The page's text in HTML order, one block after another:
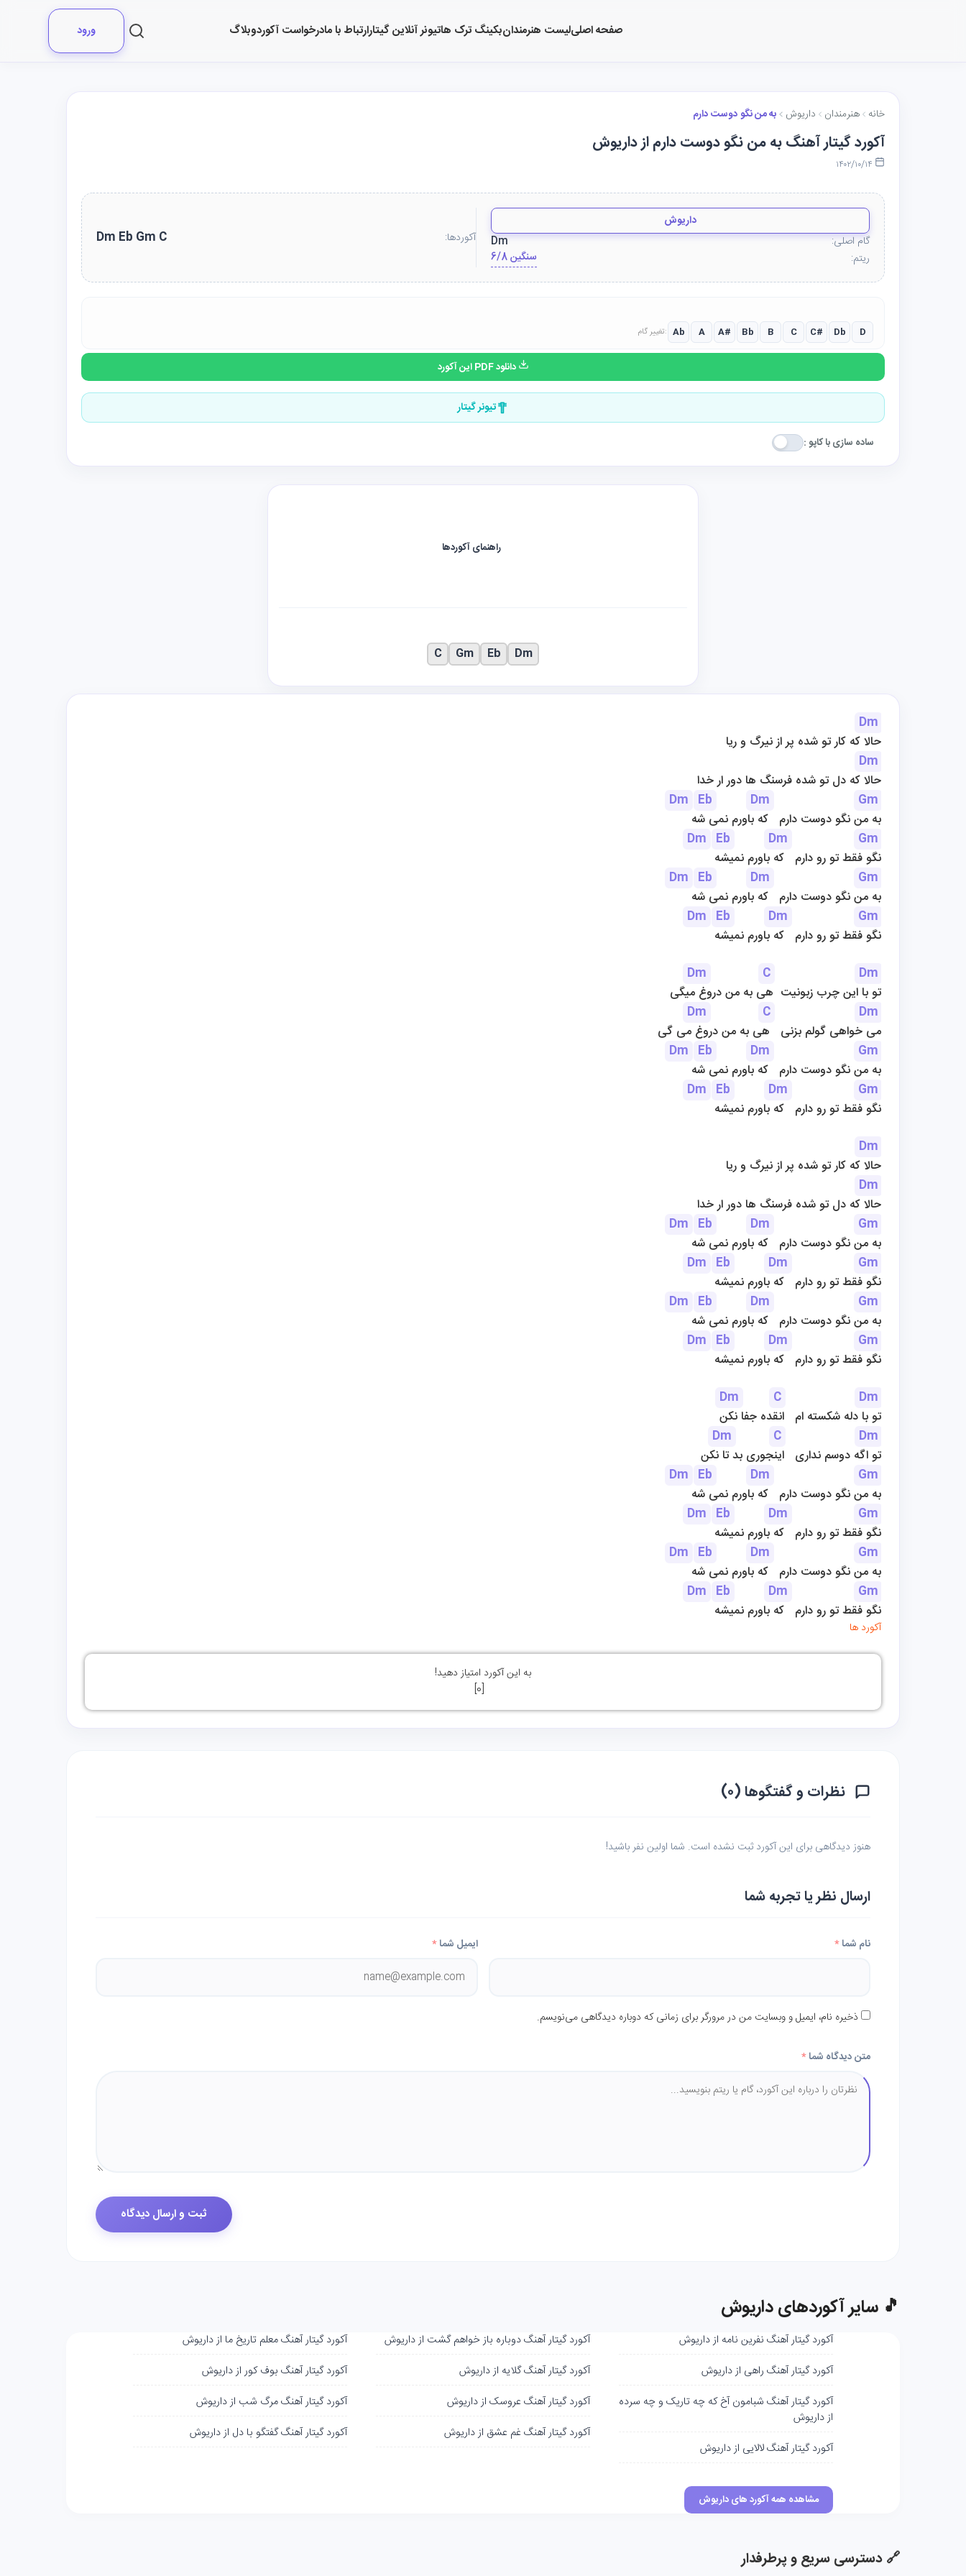
صفحه اصلیلیست هنرمندانبکینگ ترک هاتیونر آنلاین گیتارارتباط با مادرخواست آکوردوبلاگ ورود
خانه هنرمندان داریوش به من نگو دوست دارم
آکورد گیتار آهنگ به من نگو دوست دارم از داریوش
داریوش
گام اصلی:
Dm
ریتم:
6/8 سنگین
آکوردها: Dm Eb Gm C
تغییر گام: Ab A A# Bb B C C# Db D
دانلود PDF این آکورد
تیونر گیتار
ساده سازی با کاپو :
Dm
حالا که کار تو شده پر از نیرگ و ریا
Dm
حالا که دل تو شده فرسنگ ها دور ار خدا
Dm Eb Dm
Gm
به من نگو دوست دارم   که باورم نمی شه
Dm Eb Dm
Gm
نگو فقط تو رو دارم   که باورم نمیشه
Dm Eb Dm
Gm
به من نگو دوست دارم   که باورم نمی شه
Dm Eb Dm
Gm
نگو فقط تو رو دارم   که باورم نمیشه
Dm
C
Dm
تو با این چرب زبونیت  هی به من دروغ میگی
Dm
C
Dm
می خواهی گولم بزنی   هی به من دروغ می گی
Dm Eb Dm
Gm
به من نگو دوست دارم   که باورم نمی شه
Dm Eb Dm
Gm
نگو فقط تو رو دارم   که باورم نمیشه
Dm
حالا که کار تو شده پر از نیرگ و ریا
Dm
حالا که دل تو شده فرسنگ ها دور ار خدا
Dm Eb Dm
Gm
به من نگو دوست دارم   که باورم نمی شه
Dm Eb Dm
Gm
نگو فقط تو رو دارم   که باورم نمیشه
Dm Eb Dm
Gm
به من نگو دوست دارم   که باورم نمی شه
Dm Eb Dm
Gm
نگو فقط تو رو دارم   که باورم نمیشه
Dm
C
Dm
تو با دله شکسته ام   انقده جفا نکن
Dm
C
Dm
تو اگه دوسم نداری   اینجوری بد تا نکن
Dm Eb Dm
Gm
به من نگو دوست دارم   که باورم نمی شه
Dm Eb Dm
Gm
نگو فقط تو رو دارم   که باورم نمیشه
Dm Eb Dm
Gm
به من نگو دوست دارم   که باورم نمی شه
Dm Eb Dm
Gm
نگو فقط تو رو دارم   که باورم نمیشه
آکورد ها
به این آکورد امتیاز دهید!
[
0
]
راهنمای آکوردها
Dm
Eb
Gm
C
نظرات و گفتگوها (۰)
هنوز دیدگاهی برای این آکورد ثبت نشده است. شما اولین نفر باشید!
ارسال نظر یا تجربه شما
نام شما* ایمیل شما*
ذخیره نام، ایمیل و وبسایت من در مرورگر برای زمانی که دوباره دیدگاهی می‌نویسم.
متن دیدگاه شما*
🎵 سایر آکوردهای داریوش
آکورد گیتار آهنگ نفرین نامه از داریوش
آکورد گیتار آهنگ راهی از داریوش
آکورد گیتار آهنگ شبامون آخ که چه تاریک و چه سرده
از داریوش
آکورد گیتار آهنگ لالایی از داریوش
آکورد گیتار آهنگ دوباره باز خواهم گشت از داریوش
آکورد گیتار آهنگ گلایه از داریوش
آکورد گیتار آهنگ عروسک از داریوش
آکورد گیتار آهنگ غم عشق از داریوش
آکورد گیتار آهنگ معلم تاریخ ما از داریوش
آکورد گیتار آهنگ بوف کور از داریوش
آکورد گیتار آهنگ مرگ شب از داریوش
آکورد گیتار آهنگ گفتگو با دل از داریوش
مشاهده همه آکورد های داریوش
🔗 دسترسی سریع و پرطرفدار